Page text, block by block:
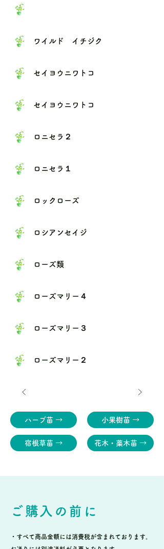
ワイルド イチジク
セイヨウニワトコ
セイヨウニワトコ
ロニセラ２
ロニセラ１
ロックローズ
ロシアンセイジ
ローズ類
ローズマリー４
ローズマリー３
ローズマリー２
ハーブ苗 →
宿根草苗 →
小果樹苗 →
花木・薬木苗 →
ご購入の前に
・すべて商品金額には消費税が含まれております。